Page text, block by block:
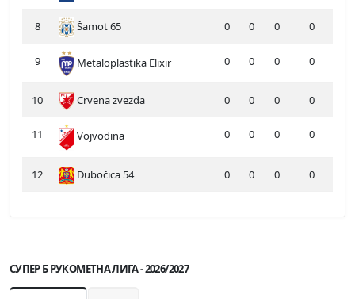
8 Šamot 65 0 0 0 0
9 Metaloplastika Elixir 0 0 0 0
10 Crvena zvezda 0 0 0 0
11 Vojvodina 0 0 0 0
12 Dubočica 54 0 0 0 0
СУПЕР Б РУКОМЕТНА ЛИГА - 2026/2027